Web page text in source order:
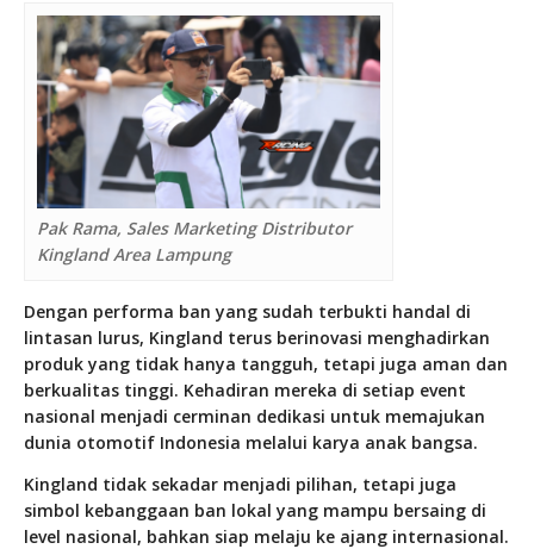
Pak Rama, Sales Marketing Distributor
Kingland Area Lampung
Dengan performa ban yang sudah terbukti handal di
lintasan lurus, Kingland terus berinovasi menghadirkan
produk yang tidak hanya tangguh, tetapi juga aman dan
berkualitas tinggi. Kehadiran mereka di setiap event
nasional menjadi cerminan dedikasi untuk memajukan
dunia otomotif Indonesia melalui karya anak bangsa.
Kingland tidak sekadar menjadi pilihan, tetapi juga
simbol kebanggaan ban lokal yang mampu bersaing di
level nasional, bahkan siap melaju ke ajang internasional.